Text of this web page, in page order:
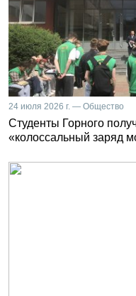
24 июля 2026 г. — Общество
Студенты Горного
«колоссальный заряд